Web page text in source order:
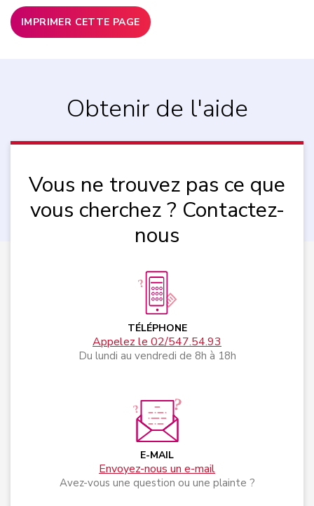
IMPRIMER CETTE PAGE
Obtenir de l'aide
Vous ne trouvez pas ce que
vous cherchez ? Contactez-
nous
TÉLÉPHONE
Appelez le 02/547.54.93
Du lundi au vendredi de 8h à 18h
E-MAIL
Envoyez-nous un e-mail
Avez-vous une question ou une plainte ?